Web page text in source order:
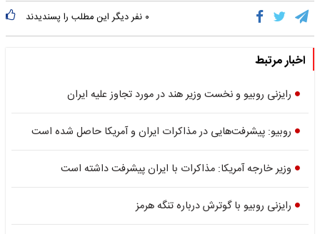
۰ نفر دیگر این مطلب را پسندیدند
اخبار مرتبط
رایزنی روبیو و نخست وزیر هند در مورد تجاوز علیه ایران
روبیو: پیشرفت‌هایی در مذاکرات ایران و آمریکا حاصل شده است
وزیر خارجه آمریکا: مذاکرات با ایران پیشرفت داشته است
رایزنی روبیو با گوترش درباره تنگه هرمز